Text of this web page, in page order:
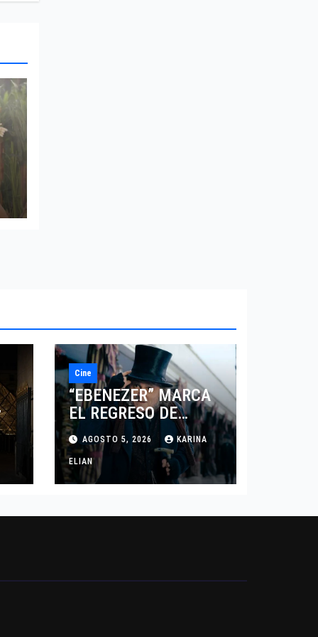
Cine
“EBENEZER” MARCA
EL REGRESO DE
JOHNNY DEPP A
HOLLYWOOD TRAS SU
PASO POR EL CINE
INDEPENDIENTE
AGOSTO 5, 2026 KARINA
ELIAN